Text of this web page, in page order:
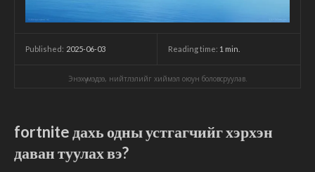
Published: 2025-06-03 Reading time: 1 min.
Энэхүү мэдээ, нийтлэлийг хиймэл оюун боловсруулав.
fortnite дахь одны устгагчийг хэрхэн
даван туулах вэ?